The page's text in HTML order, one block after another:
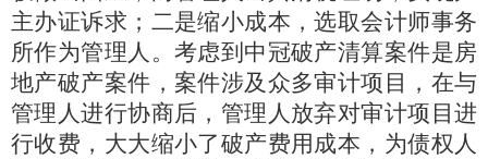
主办证诉求；二是缩小成本，选取会计师事务
所作为管理人。考虑到中冠破产清算案件是房
地产破产案件，案件涉及众多审计项目，在与
管理人进行协商后，管理人放弃对审计项目进
行收费，大大缩小了破产费用成本，为债权人